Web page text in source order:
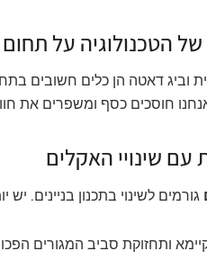
הטכנולוגיה על
וביג דאטה הן כלים חשובים
חוסכים כסף ומשפרים את
עם שינויי האקלים
גורמים לשינוי בתכנון בניינים.
ותחזוקת סביב המגורים